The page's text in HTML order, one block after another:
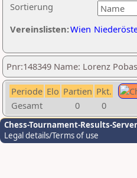
Sortierung
Vereinslisten:Wien
Pnr:148349 Name: Lorenz
Periode Elo Partien Pkt.
Gesamt
0 0
Chess-Tournament-Results-Server
Legal details/Terms of use